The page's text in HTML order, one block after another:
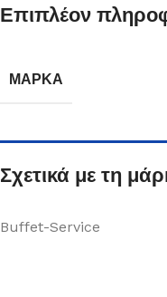
Επιπλέον
ΜΆΡΚΑ
Σχετικά με τη
Buffet-Service